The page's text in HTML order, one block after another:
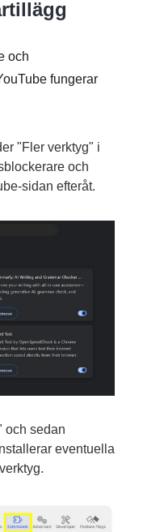
och
fungerar
"Fler verktyg" i
och
sidan efteråt.
och sedan
eventuella